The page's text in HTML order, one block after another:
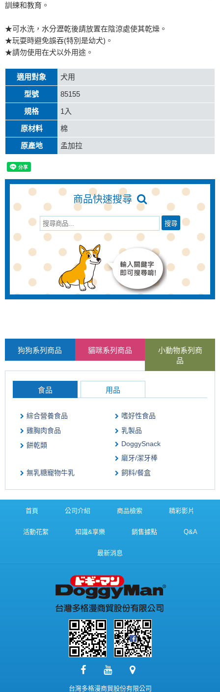
訓練和教育。
★可水洗，水分瀝乾後請放置在陰涼處使其乾燥。
★玩耍時避免誤吞(特別是幼犬)。
★請勿使用在犬以外用途。
適用對象 犬用
型號 85155
規格 1入
原材料 棉
原產地 孟加拉
商品快速搜尋
狗狗系列商品 貓咪系列商品
小動物系列商
品
食品 用品
綜合營養食品
嗜好性食品
雞胸肉食品
乳製品
餅乾類
DoggySnack
磨牙/潔牙棒
無乳糖寵物牛乳
飼料/餐盒
首頁 公司介紹 商品檢索 精彩影片
活動花絮 知識&享樂 銷售據點 Q&A
最新消息
台灣多格漫商貿股份有限公司